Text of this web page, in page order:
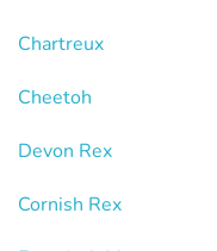
Chartreux
Cheetoh
Devon Rex
Cornish Rex